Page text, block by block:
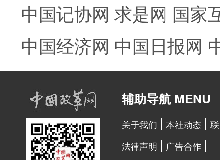
中国记协网 求是网 国家
中国经济网 中国日报网
辅助导航 MENU
关于我们 本社动态
法律声明
广告合作